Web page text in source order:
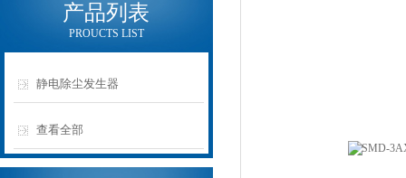
产品列表
PROUCTS LIST
静电除尘发生器
查看全部